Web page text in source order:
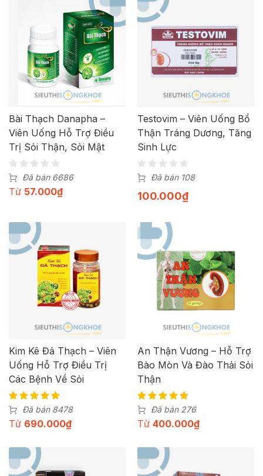
Bài Thạch Danapha –
Viên Uống Hỗ Trợ Điều
Trị Sỏi Thận, Sỏi Mật
Đã bán 6686
Từ 57.000₫
Testovim – Viên Uống Bổ
Thận Tráng Dương, Tăng
Sinh Lực
Đã bán 108
100.000₫
Kim Kê Đả Thạch – Viên
Uống Hỗ Trợ Điều Trị
Các Bệnh Về Sỏi
Đã bán 8478
Từ 690.000₫
An Thận Vương – Hỗ Trợ
Bào Mòn Và Đào Thải Sỏi
Thận
Đã bán 276
Từ 400.000₫